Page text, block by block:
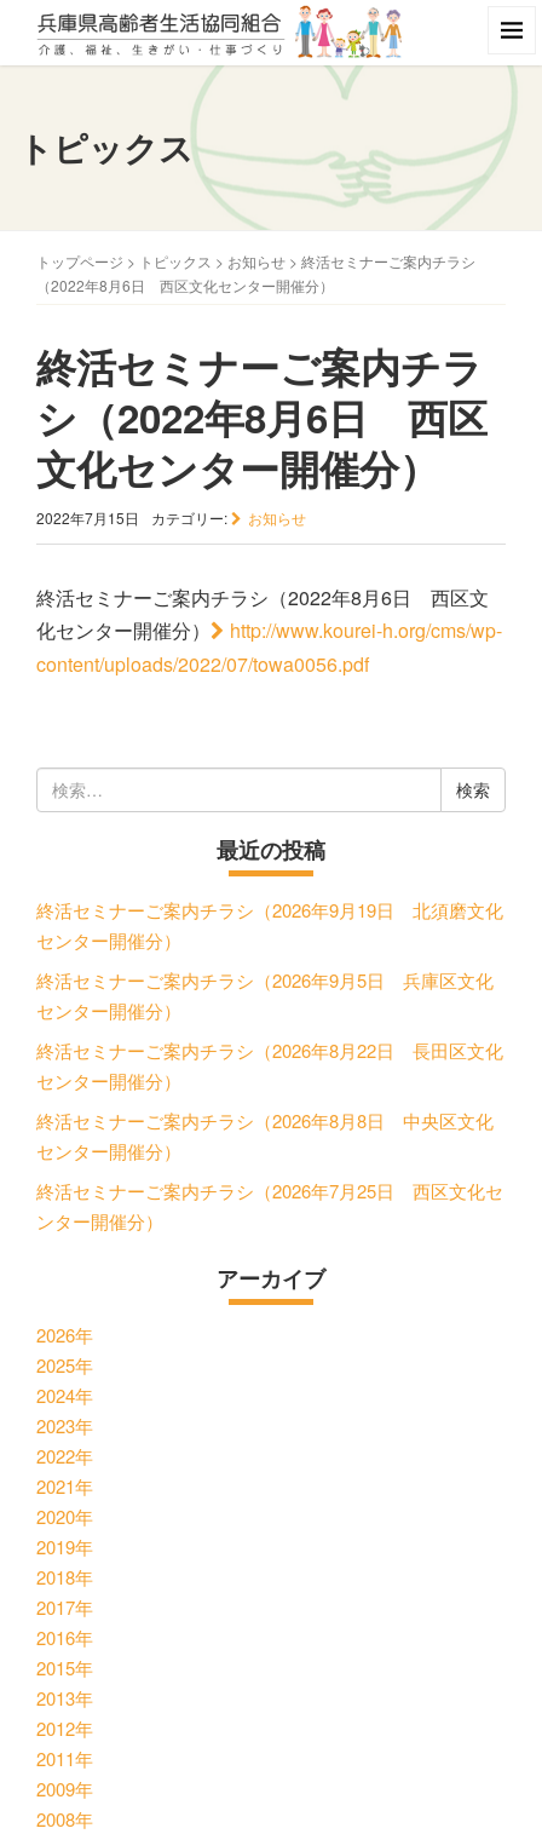
トピックス
トップページ > トピックス > お知らせ > 終活セミナーご案内チラシ
（2022年8月6日 西区文化センター開催分）
終活セミナーご案内チラ
シ（2022年8月6日 西区
文化センター開催分）
2022年7月15日 カテゴリー: お知らせ
終活セミナーご案内チラシ（2022年8月6日 西区文
化センター開催分）
http://www.kourei-h.org/cms/wp-
content/uploads/2022/07/towa0056.pdf
検
索:
最近の投稿
終活セミナーご案内チラシ（2026年9月19日 北須磨文化
センター開催分）
終活セミナーご案内チラシ（2026年9月5日 兵庫区文化
センター開催分）
終活セミナーご案内チラシ（2026年8月22日 長田区文化
センター開催分）
終活セミナーご案内チラシ（2026年8月8日 中央区文化
センター開催分）
終活セミナーご案内チラシ（2026年7月25日 西区文化セ
ンター開催分）
アーカイブ
2026年
2025年
2024年
2023年
2022年
2021年
2020年
2019年
2018年
2017年
2016年
2015年
2013年
2012年
2011年
2009年
2008年